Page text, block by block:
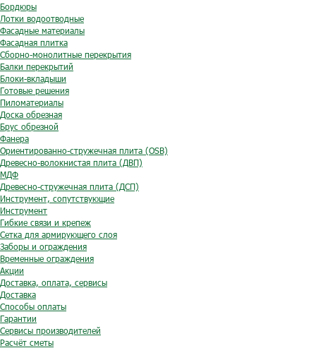
Бордюры
Лотки водоотводные
Фасадные материалы
Фасадная плитка
Сборно-монолитные перекрытия
Балки перекрытий
Блоки-вкладыши
Готовые решения
Пиломатериалы
Доска обрезная
Брус обрезной
Фанера
Ориентированно-стружечная плита (OSB)
Древесно-волокнистая плита (ДВП)
МДФ
Древесно-стружечная плита (ДСП)
Инструмент, сопутствующие
Инструмент
Гибкие связи и крепеж
Сетка для армирующего слоя
Заборы и ограждения
Временные ограждения
Акции
Доставка, оплата, сервисы
Доставка
Способы оплаты
Гарантии
Сервисы производителей
Расчёт сметы